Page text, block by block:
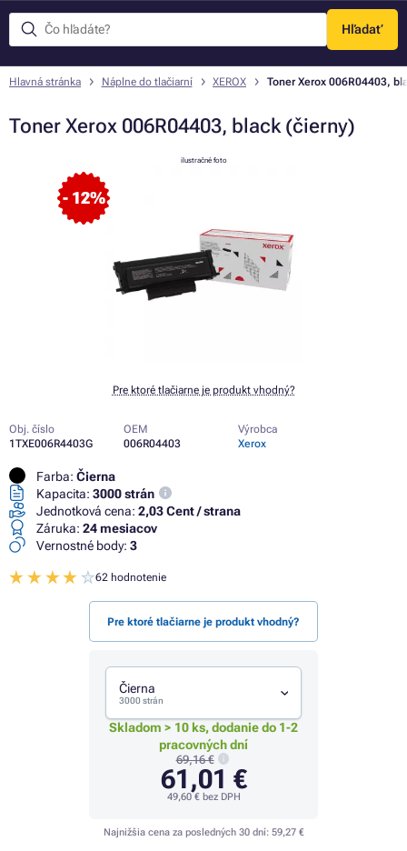
Hľadať
Menu
Hlavná stránka Náplne do tlačiarní XEROX Toner Xerox 006R04403,
Toner Xerox 006R04403, black (čierny)
- 12%
ilustračné foto
Pre ktoré tlačiarne je produkt vhodný?
Obj. číslo
1TXE006R4403G
OEM
006R04403
Výrobca
Xerox
Farba: Čierna
Kapacita: 3000 strán
Jednotková cena: 2,03 Cent / strana
Záruka: 24 mesiacov
Vernostné body: 3
62 hodnotenie
Pre ktoré tlačiarne je produkt vhodný?
Čierna
3000 strán
Skladom > 10 ks, dodanie do 1-2
pracovných dní
69,16 €
61,01 €
49,60 €bez DPH
Najnižšia cena za posledných 30 dní: 59,27 €